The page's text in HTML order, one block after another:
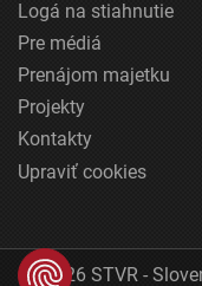
Logá na stiahnutie
Pre médiá
Prenájom majetku
Projekty
Kontakty
Upraviť cookies
© 2026 STVR -